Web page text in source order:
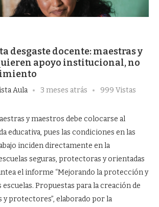
desgaste docente: maestras y
apoyo institucional, no
Aula 3 meses atrás 999 Vistas
y maestros debe colocarse al
educativa, pues las condiciones en las
inciden directamente en la
seguras, protectoras y orientadas
el informe “Mejorando la protección y
escuelas. Propuestas para la creación de
protectores”, elaborado por la